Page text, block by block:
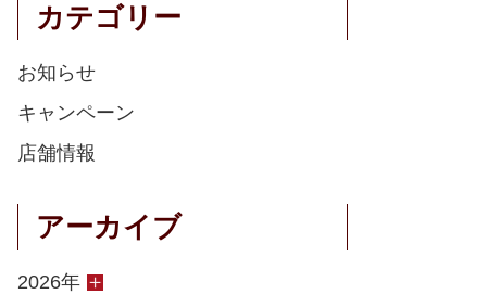
カテゴリー
お知らせ
キャンペーン
店舗情報
アーカイブ
2026年